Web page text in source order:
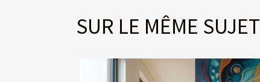
SUR LE MÊME SUJET